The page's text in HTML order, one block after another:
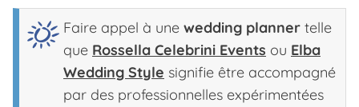
Faire appel à une wedding planner telle
que Rossella Celebrini Events ou Elba
Wedding Style signifie être accompagné
par des professionnelles expérimentées